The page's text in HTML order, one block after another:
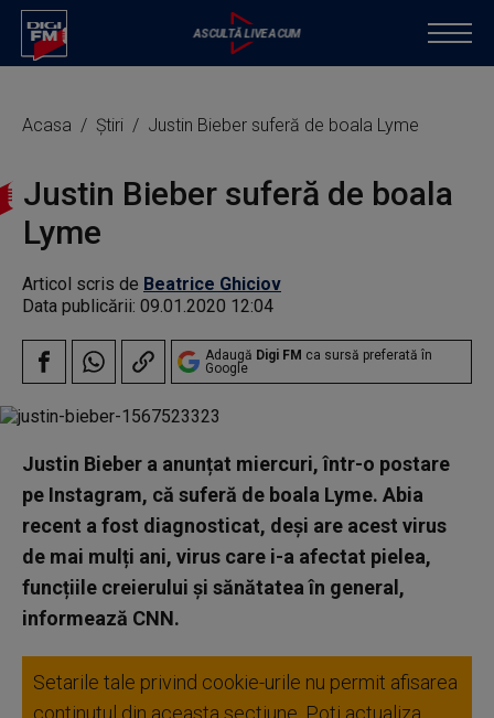
Acasa Știri Justin Bieber suferă de boala Lyme
Justin Bieber suferă de boala
Lyme
Articol scris de Beatrice Ghiciov
Data publicării: 09.01.2020 12:04
Adaugă Digi FM ca sursă preferată în
Google
Justin Bieber a anunțat miercuri, într-o postare
pe Instagram, că suferă de boala Lyme. Abia
recent a fost diagnosticat, deși are acest virus
de mai mulți ani, virus care i-a afectat pielea,
funcțiile creierului și sănătatea în general,
informează CNN.
Setarile tale privind cookie-urile nu permit afisarea
continutul din aceasta sectiune. Poti actualiza